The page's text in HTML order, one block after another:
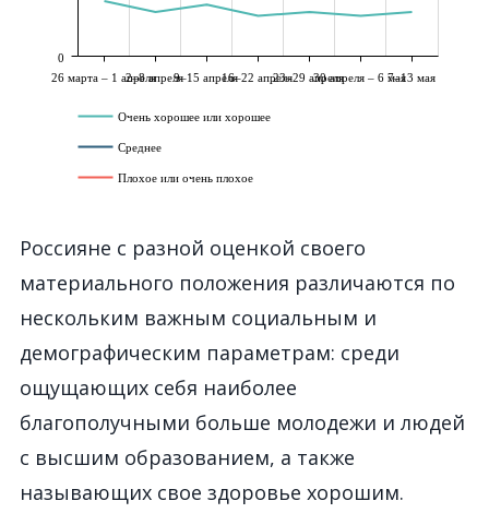
Россияне с разной оценкой своего
материального положения различаются по
нескольким важным социальным и
демографическим параметрам: среди
ощущающих себя наиболее
благополучными больше молодежи и людей
с высшим образованием, а также
называющих свое здоровье хорошим.